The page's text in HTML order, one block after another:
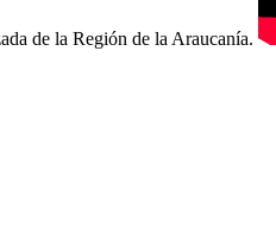
de la Región de la Araucanía.